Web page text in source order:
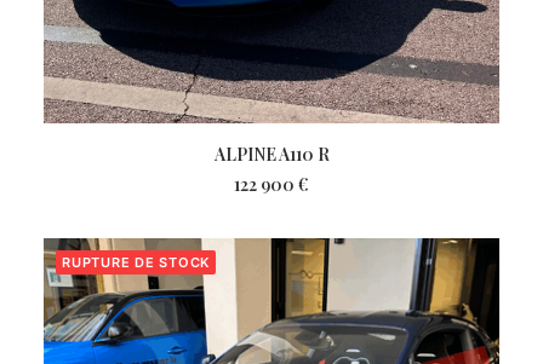
ALPINE A110 R
122 900 €
RUPTURE DE STOCK